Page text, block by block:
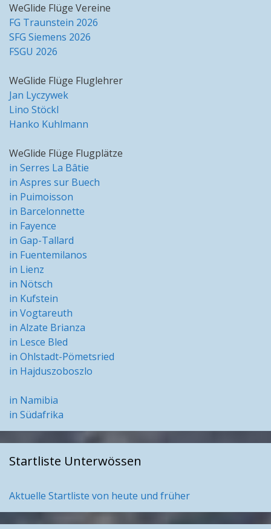
WeGlide Flüge Vereine
FG Traunstein 2026
SFG Siemens 2026
FSGU 2026
WeGlide Flüge Fluglehrer
Jan Lyczywek
Lino Stöckl
Hanko Kuhlmann
WeGlide Flüge Flugplätze
in Serres La Bâtie
in Aspres sur Buech
in Puimoisson
in Barcelonnette
in Fayence
in Gap-Tallard
in Fuentemilanos
in Lienz
in Nötsch
in Kufstein
in Vogtareuth
in Alzate Brianza
in Lesce Bled
in Ohlstadt-Pömetsried
in Hajduszoboszlo
in Namibia
in Südafrika
Startliste Unterwössen
Aktuelle Startliste von heute und früher